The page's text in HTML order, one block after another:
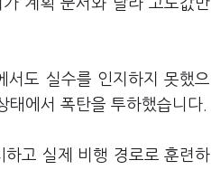
계획 문서와 달라 고도값만
도 실수를 인지하지 못했으
에서 폭탄을 투하했습니다.
고 실제 비행 경로로 훈련하